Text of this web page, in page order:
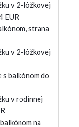
v 2-lôžkovej
EUR
strana
v 2-lôžkovej
balkónom do
v rodinnej
na